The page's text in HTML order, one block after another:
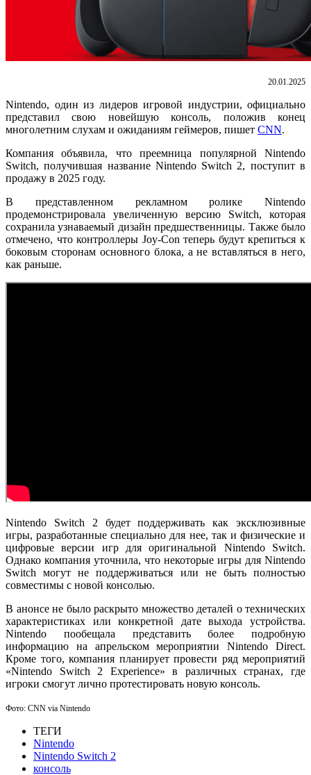
20.01.2025
Nintendo, один из лидеров игровой индустрии, официально
представил свою новейшую консоль, положив конец
многолетним слухам и ожиданиям геймеров, пишет CNN.
Компания объявила, что преемница популярной Nintendo
Switch, получившая название Nintendo Switch 2, поступит в
продажу в 2025 году.
В представленном рекламном ролике Nintendo
продемонстрировала увеличенную версию Switch, которая
сохранила узнаваемый дизайн предшественницы. Также было
отмечено, что контроллеры Joy-Con теперь будут крепиться к
боковым сторонам основного блока, а не вставляться в него,
как раньше.
Nintendo Switch 2 будет поддерживать как эксклюзивные
игры, разработанные специально для нее, так и физические и
цифровые версии игр для оригинальной Nintendo Switch.
Однако компания уточнила, что некоторые игры для Nintendo
Switch могут не поддерживаться или не быть полностью
совместимы с новой консолью.
В анонсе не было раскрыто множество деталей о технических
характеристиках или конкретной дате выхода устройства.
Nintendo пообещала представить более подробную
информацию на апрельском мероприятии Nintendo Direct.
Кроме того, компания планирует провести ряд мероприятий
«Nintendo Switch 2 Experience» в различных странах, где
игроки смогут лично протестировать новую консоль.
Фото: CNN via Nintendo
ТЕГИ
Nintendo
Nintendo Switch 2
консоль